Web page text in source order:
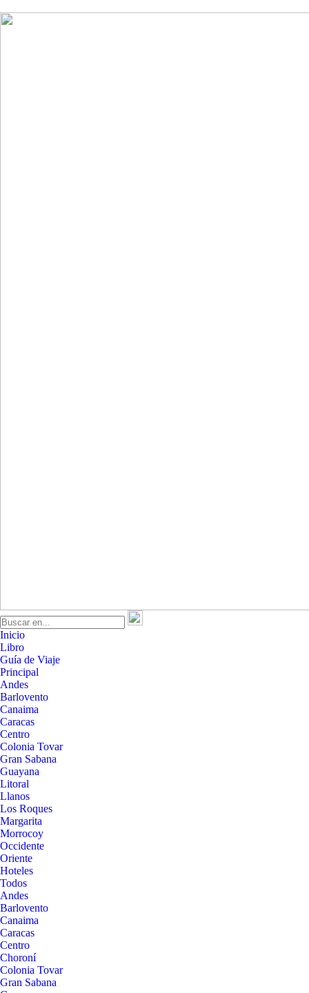
Inicio
Libro
Guía de Viaje
Principal
Andes
Barlovento
Canaima
Caracas
Centro
Colonia Tovar
Gran Sabana
Guayana
Litoral
Llanos
Los Roques
Margarita
Morrocoy
Occidente
Oriente
Hoteles
Todos
Andes
Barlovento
Canaima
Caracas
Centro
Choroní
Colonia Tovar
Gran Sabana